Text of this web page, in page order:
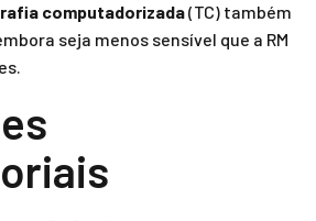
computadorizada(TC) também
seja menos sensível que a RM